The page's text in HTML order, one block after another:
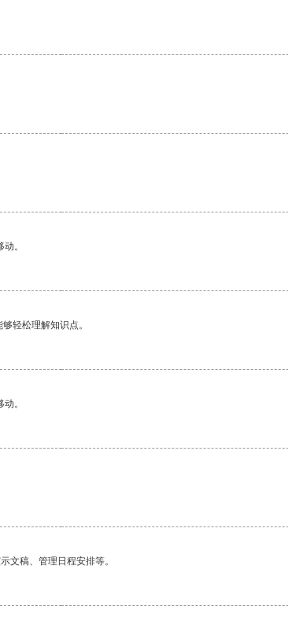
。
轻松理解知识点。
。
文稿、管理日程安排等。